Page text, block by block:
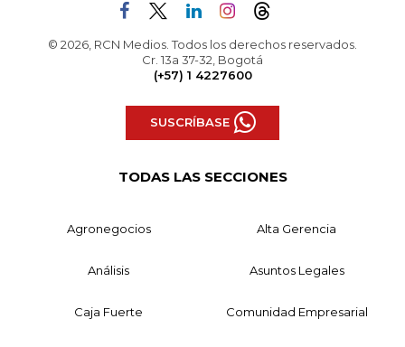
© 2026, RCN Medios. Todos los derechos reservados.
Cr. 13a 37-32, Bogotá
(+57) 1 4227600
SUSCRÍBASE
TODAS LAS SECCIONES
Agronegocios Alta Gerencia
Análisis Asuntos Legales
Caja Fuerte Comunidad Empresarial